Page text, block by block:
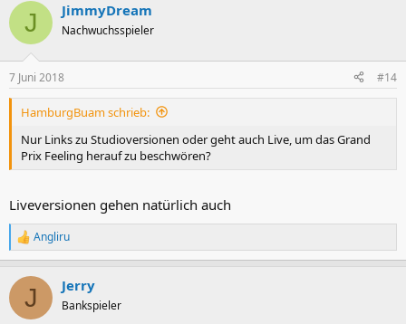
k
i
e
n
J JimmyDream
Nachwuchsspieler
7 Juni 2018 #14
HamburgBuam schrieb:
Nur Links zu Studioversionen oder geht auch Live, um das Grand
Prix Feeling herauf zu beschwören?
Liveversionen gehen natürlich auch
R
e
k
i
Angliru
J Jerry
Bankspieler